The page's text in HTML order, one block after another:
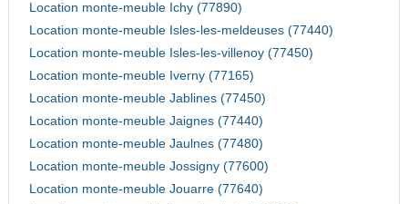
Location monte-meuble Ichy (77890)
Location monte-meuble Isles-les-meldeuses (77440)
Location monte-meuble Isles-les-villenoy (77450)
Location monte-meuble Iverny (77165)
Location monte-meuble Jablines (77450)
Location monte-meuble Jaignes (77440)
Location monte-meuble Jaulnes (77480)
Location monte-meuble Jossigny (77600)
Location monte-meuble Jouarre (77640)